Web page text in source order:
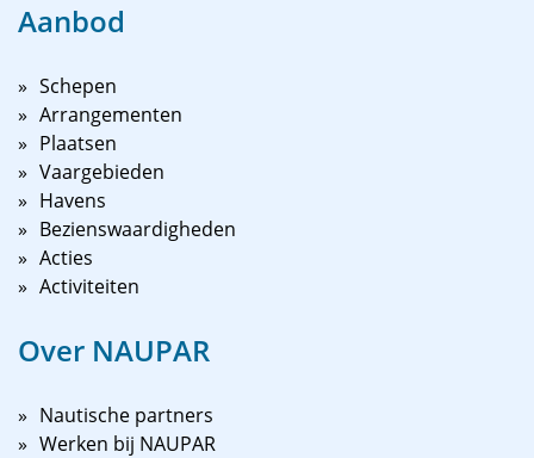
Aanbod
Schepen
Arrangementen
Plaatsen
Vaargebieden
Havens
Bezienswaardigheden
Acties
Activiteiten
Over NAUPAR
Nautische partners
Werken bij NAUPAR